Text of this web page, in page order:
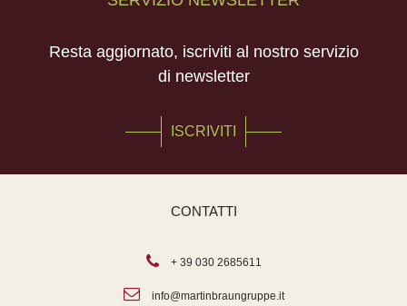
Resta aggiornato, iscriviti al nostro servizio
di newsletter
ISCRIVITI
CONTATTI
+ 39 030 2685611
info@martinbraungruppe.it